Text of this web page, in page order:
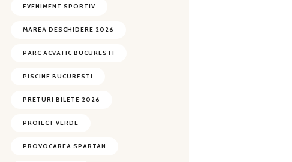
EVENIMENT SPORTIV
MAREA DESCHIDERE 2026
PARC ACVATIC BUCURESTI
PISCINE BUCURESTI
PRETURI BILETE 2026
PROIECT VERDE
PROVOCAREA SPARTAN